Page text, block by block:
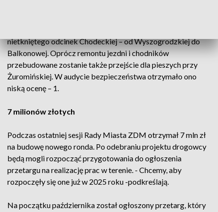
nietkniętego odcinek Chodeckiej – od Wyszogrodzkiej do
Balkonowej. Oprócz remontu jezdni i chodników
przebudowane zostanie także przejście dla pieszych przy
Żuromińskiej. W audycie bezpieczeństwa otrzymało ono
niską ocenę – 1.
7 milionów złotych
Podczas ostatniej sesji Rady Miasta ZDM otrzymał 7 mln zł
na budowę nowego ronda. Po odebraniu projektu drogowcy
będą mogli rozpocząć przygotowania do ogłoszenia
przetargu na realizację prac w terenie. - Chcemy, aby
rozpoczęły się one już w 2025 roku -podkreślają.
Na początku października został ogłoszony przetarg, który